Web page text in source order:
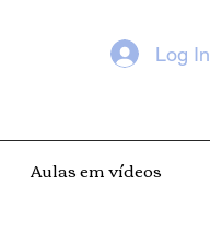
Log In
Aulas em vídeos